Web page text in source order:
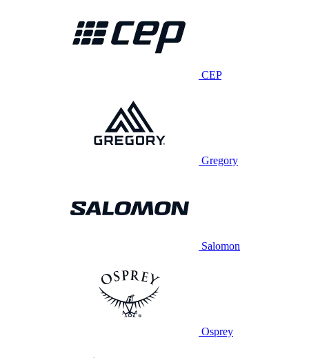
CEP
Gregory
Salomon
Osprey